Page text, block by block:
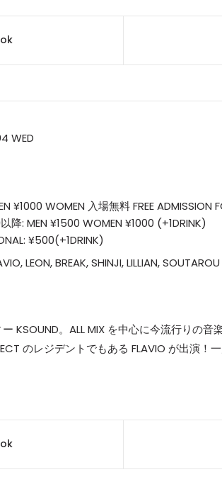
WED
¥1000 WOMEN 入場無料 FREE ADMISSION
降: MEN ¥1500 WOMEN ¥1000 (+1DRINK)
¥500(+1DRINK)
LEON, BREAK, SHINJI, LILLIAN, SOUTAROU
KSOUND。ALL MIX を中心に今流行りの
のレジデントでもある FLAVIO が出演！